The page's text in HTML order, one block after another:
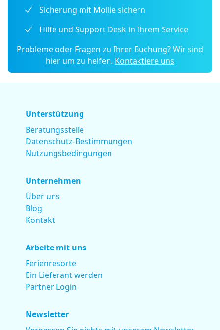
Sicherung mit Mollie sichern
Hilfe und Support Desk in Ihrem Service
Probleme oder Fragen zu Ihrer Buchung? Wir sind
hier um zu helfen. Kontaktiere uns
Unterstützung
Beratungsstelle
Datenschutz-Bestimmungen
Nutzungsbedingungen
Unternehmen
Über uns
Blog
Kontakt
Arbeite mit uns
Ferienresorte
Ein Lieferant werden
Partner Login
Newsletter